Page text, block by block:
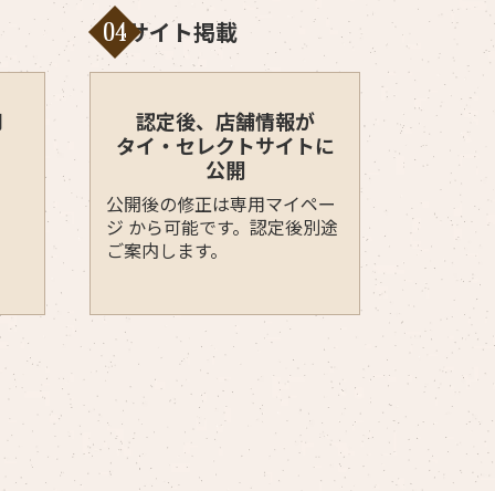
04サイト掲載
認定後、店舗情報が
タイ・セレクトサイトに
公開
公開後の修正は専用マイペー
ジ から可能です。認定後別途
ご案内します。